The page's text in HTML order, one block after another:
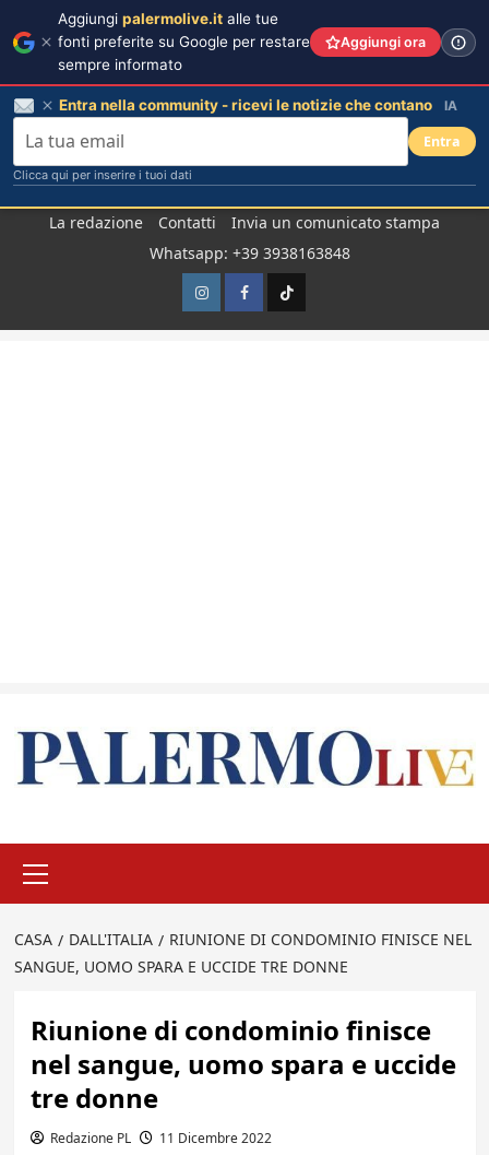
La redazione Contatti
Invia un comunicato stampa
Whatsapp: +39 3938163848
InstagramFacebook
TikTok
principale
CASA DALL'ITALIA
RIUNIONE DI CONDOMINIO FINISCE NEL
SANGUE, UOMO SPARA E UCCIDE TRE DONNE
Riunione di condominio finisce
nel sangue, uomo spara e uccide
tre donne
Redazione PL 11 Dicembre 2022
Aggiungi palermolive.it alle tue
fonti preferite su Google per restare
sempre informato
Aggiungi ora
Entra nella community - ricevi le notizie che contano IA
Entra
Clicca qui per inserire i tuoi dati